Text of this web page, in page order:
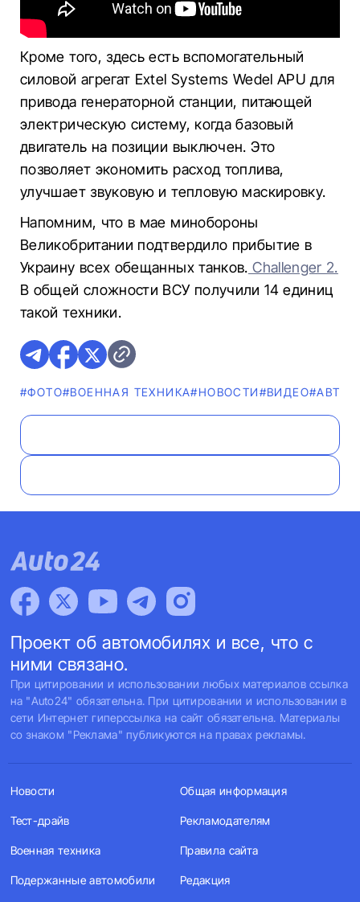
Кроме того, здесь есть вспомогательный
силовой агрегат Extel Systems Wedel APU для
привода генераторной станции, питающей
электрическую систему, когда базовый
двигатель на позиции выключен. Это
позволяет экономить расход топлива,
улучшает звуковую и тепловую маскировку.
Напомним, что в мае минобороны
Великобритании подтвердило прибытие в
Украину всех обещанных танков. Challenger 2.
В общей сложности ВСУ получили 14 единиц
такой техники.
#ФОТО#ВОЕННАЯ ТЕХНИКА#НОВОСТИ#ВИДЕО
Проект об автомобилях и все, что с
ними связано.
При цитировании и использовании любых материалов ссылка
на "Auto24" обязательна. При цитировании и использовании в
сети Интернет гиперссылка на сайт обязательна. Материалы
со знаком "Реклама" публикуются на правах рекламы.
Новости
Тест-драйв
Военная техника
Подержанные автомобили
Общая информация
Рекламодателям
Правила сайта
Редакция